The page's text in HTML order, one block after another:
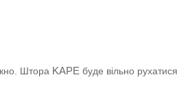
Штора KAPE буде вільно